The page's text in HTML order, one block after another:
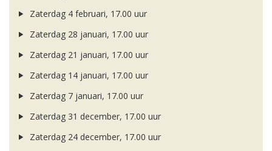
Zaterdag 4 februari, 17.00 uur
Zaterdag 28 januari, 17.00 uur
Zaterdag 21 januari, 17.00 uur
Zaterdag 14 januari, 17.00 uur
Zaterdag 7 januari, 17.00 uur
Zaterdag 31 december, 17.00 uur
Zaterdag 24 december, 17.00 uur